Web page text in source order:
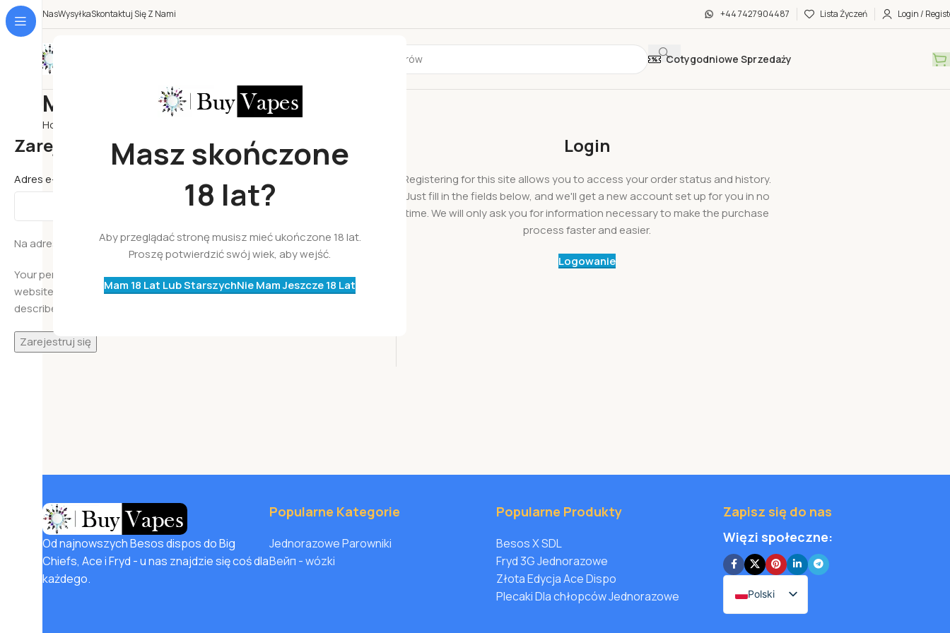
Masz skończone
18 lat?
Aby przeglądać stronę musisz mieć ukończone 18 lat.
Proszę potwierdzić swój wiek, aby wejść.
Mam 18 Lat Lub StarszychNie Mam Jeszcze 18 Lat
O NasWysyłkaSkontaktuj Się Z Nami +44 7427904487 Lista Życzeń Login /
Cotygodniowe Sprzedaży
My account
Home
Zarejestruj się
Adres e-mail
Na adres e-mail zostanie wysłany odnośnik do ustawienia nowego hasła.
Your personal data will be used to support your experience throughout this
website, to manage access to your account, and for other purposes
described in our
Zarejestruj się
Login
Registering for this site allows you to access your order status and history.
Just fill in the fields below, and we'll get a new account set up for you in no
time. We will only ask you for information necessary to make the purchase
process faster and easier.
Logowanie
Od najnowszych Besos dispos do Big
Chiefs, Ace i Fryd - u nas znajdzie się coś dla
każdego.
Popularne Kategorie
Jednorazowe Parowniki
Вейп - wózki
Popularne Produkty
Besos X SDL
Fryd 3G Jednorazowe
Złota Edycja Ace Dispo
Plecaki Dla chłopców Jednorazowe
Zapisz się do nas
Więzi społeczne:
Polski